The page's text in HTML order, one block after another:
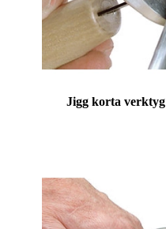
Jigg korta verktyg